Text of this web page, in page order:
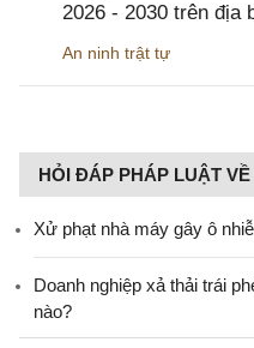
2026 - 2030 trên địa
An ninh trật tự
HỎI ĐÁP PHÁP LUẬT
Xử phạt nhà máy gây ô
Doanh nghiệp xả thải trái
nào?